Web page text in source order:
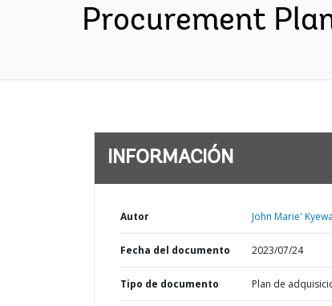
Procurement
INFORMACIÓN
Autor John Marie'
Fecha del documento 2023/07/24
Tipo de documento Plan de